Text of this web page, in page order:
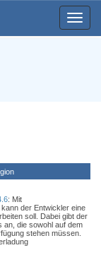
Toggle
: Mit
der Entwickler eine
soll. Dabei gibt der
an, die sowohl auf dem
stehen müssen.